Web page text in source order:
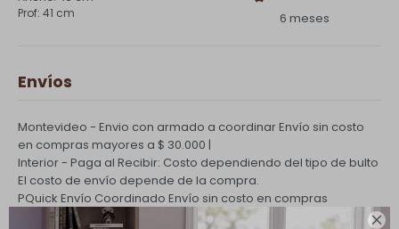

41 cm
6 meses
Envíos
Montevideo - Envio con armado a coordinarEnvío sin costo
en compras mayores a $ 30.000 |
Interior - Paga al Recibir: Costo dependiendo del tipo de bulto
El costo de envío depende de la compra.
PQuick Envío Coordinado Envío sin costo en compras
mayores a $ 30.000 |